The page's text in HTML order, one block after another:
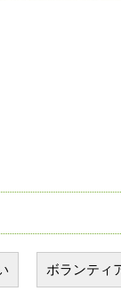
ボランティ